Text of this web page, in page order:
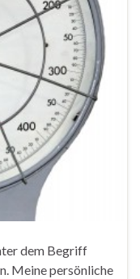
dem Begriff
Meine persönliche